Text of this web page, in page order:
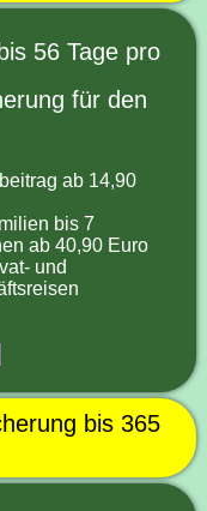
56 Tage pro
für den
ab 14,90
bis 7
ab 40,90 Euro
und
bis 365